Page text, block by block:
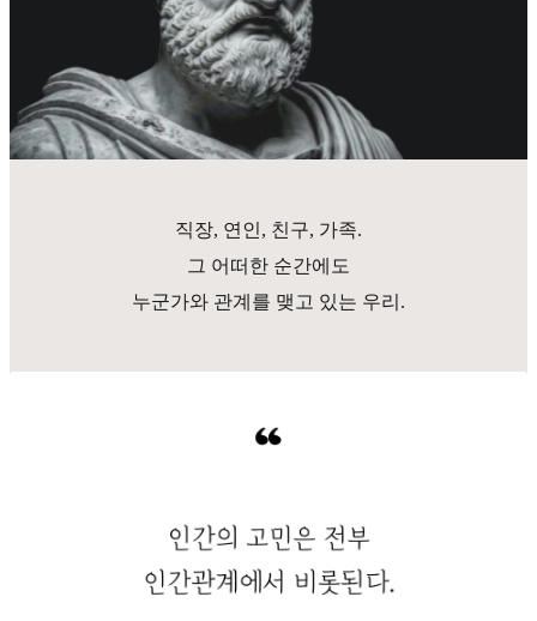
직장, 연인, 친구, 가족.
그 어떠한 순간에도
누군가와 관계를 맺고 있는 우리.